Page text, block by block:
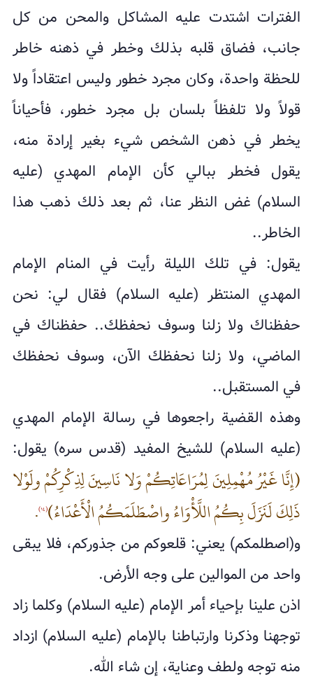
الفترات اشتدت عليه المشاكل والمحن من كل
جانب، فضاق قلبه بذلك وخطر في ذهنه خاطر
للحظة واحدة، وكان مجرد خطور وليس اعتقاداً ولا
قولاً ولا تلفظاً بلسان بل مجرد خطور، فأحياناً
يخطر في ذهن الشخص شيء بغير إرادة منه،
يقول فخطر ببالي كأن الإمام المهدي (عليه
السلام) غض النظر عنا، ثم بعد ذلك ذهب هذا
الخاطر..
يقول: في تلك الليلة رأيت في المنام الإمام
المهدي المنتظر (عليه السلام) فقال لي: نحن
حفظناك ولا زلنا وسوف نحفظك.. حفظناك في
الماضي، ولا زلنا نحفظك الآن، وسوف نحفظك
في المستقبل..
وهذه القضية راجعوها في رسالة الإمام المهدي
(عليه السلام) للشيخ المفيد (قدس سره) يقول:
(إِنَّا غَيْرُ مُهْمِلِينَ لِمُرَاعَاتِكُمْ وَلا نَاسِينَ لِذِكْرِكُمْ ولَوْلا
ذَلِكَ لَنَزَلَ بِكُمُ اللَّأْوَاءُ واصْطَلَمَكُمُ الْأَعْدَاءُ)(١٤) .
و(اصطلمكم) يعني: قلعوكم من جذوركم، فلا يبقى
واحد من الموالين على وجه الأرض.
اذن علينا بإحياء أمر الإمام (عليه السلام) وكلما زاد
توجهنا وذكرنا وارتباطنا بالإمام (عليه السلام) ازداد
منه توجه ولطف وعناية، إن شاء الله.